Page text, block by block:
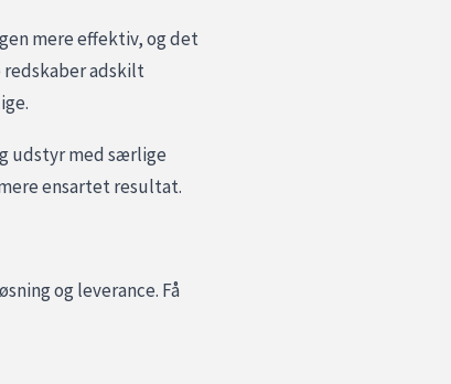
mere effektiv, og det
redskaber adskilt
udstyr med særlige
ensartet resultat.
og leverance. Få